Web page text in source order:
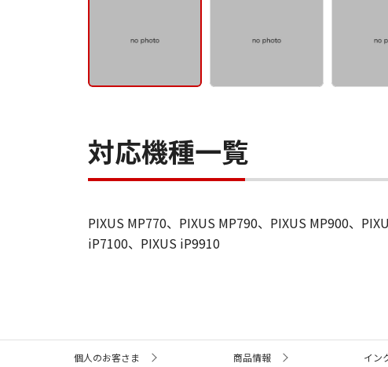
対応機種一覧
PIXUS MP770、PIXUS MP790、PIXUS MP900、
iP7100、PIXUS iP9910
個人のお客さま 商品情報 イン